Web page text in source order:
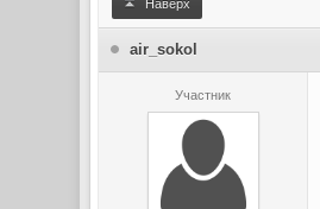
Наверх
air_sokol
Участник